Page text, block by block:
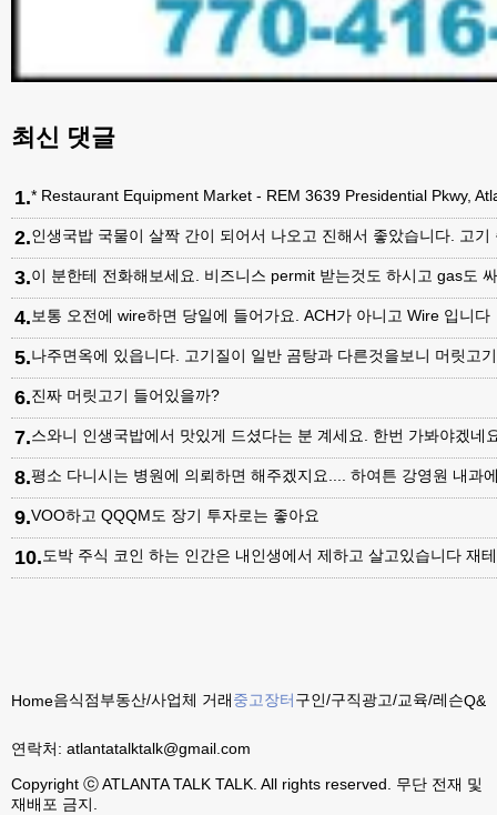
최신 댓글
1.* Restaurant Equipment Market - REM 3639 Presidential Pkwy,
2.인생국밥 국물이 살짝 간이 되어서 나오고 진해서 좋았습니다. 고
3.이 분한테 전화해보세요. 비즈니스 permit 받는것도 하시고 gas도
4.보통 오전에 wire하면 당일에 들어가요. ACH가 아니고 Wire 입니다
5.나주면옥에 있읍니다. 고기질이 일반 곰탕과 다른것을보니 머릿고
6.진짜 머릿고기 들어있을까?
7.스와니 인생국밥에서 맛있게 드셨다는 분 계세요. 한번 가봐야겠네
8.평소 다니시는 병원에 의뢰하면 해주겠지요.... 하여튼 강영원 내과
9.VOO하고 QQQM도 장기 투자로는 좋아요
10.도박 주식 코인 하는 인간은 내인생에서 제하고 살고있습니다 재
Home음식점부동산/사업체 거래중고장터구인/구직광고/교육/레슨Q&A
연락처: atlantatalktalk@gmail.com
Copyright ⓒ ATLANTA TALK TALK. All rights reserved. 무단 전재 및
재배포 금지.